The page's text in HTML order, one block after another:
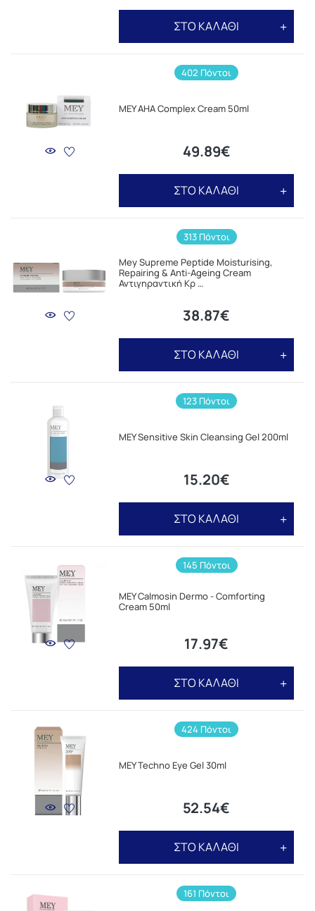
ΣΤΟ ΚΑΛΑΘΙ
402 Πόντοι
MEY AHA Complex Cream 50ml
49.89€
ΣΤΟ ΚΑΛΑΘΙ
313 Πόντοι
Mey Supreme Peptide Moisturising,
Repairing & Anti-Ageing Cream
Αντιγηραντική Κρ …
38.87€
ΣΤΟ ΚΑΛΑΘΙ
123 Πόντοι
MEY Sensitive Skin Cleansing Gel 200ml
15.20€
ΣΤΟ ΚΑΛΑΘΙ
145 Πόντοι
MEY Calmosin Dermo - Comforting
Cream 50ml
17.97€
ΣΤΟ ΚΑΛΑΘΙ
424 Πόντοι
MEY Techno Eye Gel 30ml
52.54€
ΣΤΟ ΚΑΛΑΘΙ
161 Πόντοι